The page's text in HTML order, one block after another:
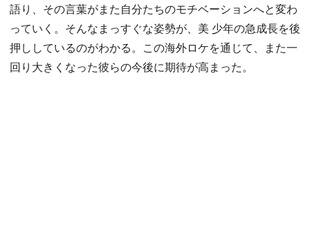
語り、その言葉がまた自分たちのモチベーションへと変わ
っていく。そんなまっすぐな姿勢が、美 少年の急成長を後
押ししているのがわかる。この海外ロケを通じて、また一
回り大きくなった彼らの今後に期待が高まった。